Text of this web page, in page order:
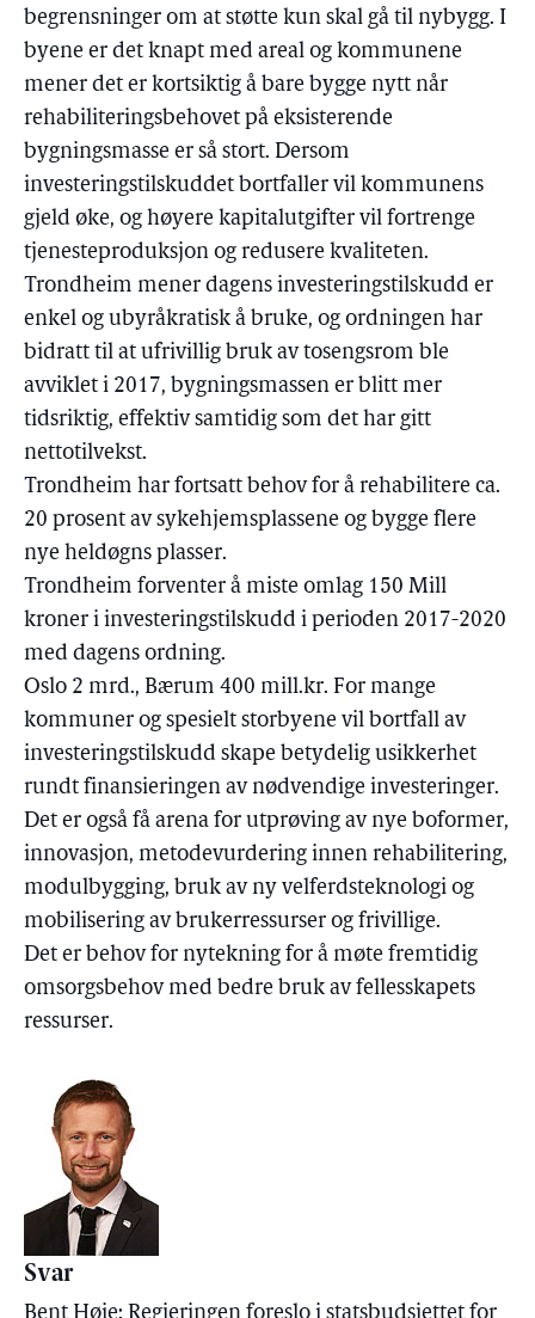
begrensninger om at støtte kun skal gå til nybygg. I
byene er det knapt med areal og kommunene
mener det er kortsiktig å bare bygge nytt når
rehabiliteringsbehovet på eksisterende
bygningsmasse er så stort. Dersom
investeringstilskuddet bortfaller vil kommunens
gjeld øke, og høyere kapitalutgifter vil fortrenge
tjenesteproduksjon og redusere kvaliteten.
Trondheim mener dagens investeringstilskudd er
enkel og ubyråkratisk å bruke, og ordningen har
bidratt til at ufrivillig bruk av tosengsrom ble
avviklet i 2017, bygningsmassen er blitt mer
tidsriktig, effektiv samtidig som det har gitt
nettotilvekst.
Trondheim har fortsatt behov for å rehabilitere ca.
20 prosent av sykehjemsplassene og bygge flere
nye heldøgns plasser.
Trondheim forventer å miste omlag 150 Mill
kroner i investeringstilskudd i perioden 2017-2020
med dagens ordning.
Oslo 2 mrd., Bærum 400 mill.kr. For mange
kommuner og spesielt storbyene vil bortfall av
investeringstilskudd skape betydelig usikkerhet
rundt finansieringen av nødvendige investeringer.
Det er også få arena for utprøving av nye boformer,
innovasjon, metodevurdering innen rehabilitering,
modulbygging, bruk av ny velferdsteknologi og
mobilisering av brukerressurser og frivillige.
Det er behov for nytekning for å møte fremtidig
omsorgsbehov med bedre bruk av fellesskapets
ressurser.
Svar